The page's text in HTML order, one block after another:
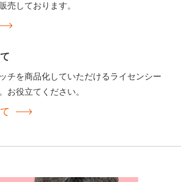
売しております。
チを商品化していただけるライセンシー
お役立てください。